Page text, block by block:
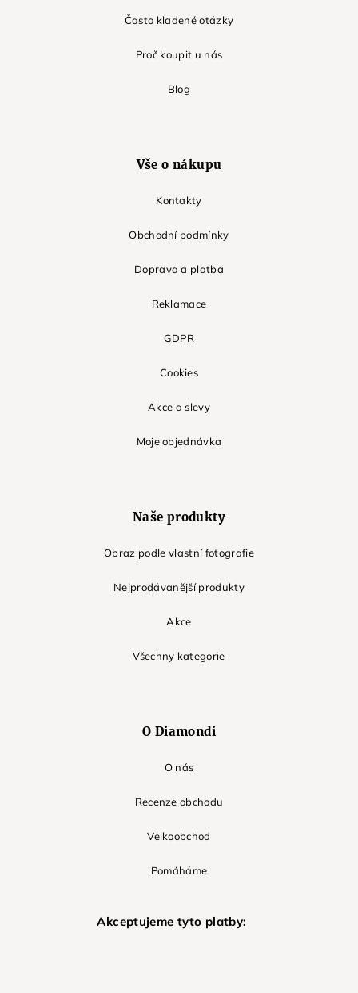
Často kladené otázky
Proč koupit u nás
Blog
Vše o nákupu
Kontakty
Obchodní podmínky
Doprava a platba
Reklamace
GDPR
Cookies
Akce a slevy
Moje objednávka
Naše produkty
Obraz podle vlastní fotografie
Nejprodávanější produkty
Akce
Všechny kategorie
O Diamondi
O nás
Recenze obchodu
Velkoobchod
Pomáháme
Akceptujeme tyto platby: